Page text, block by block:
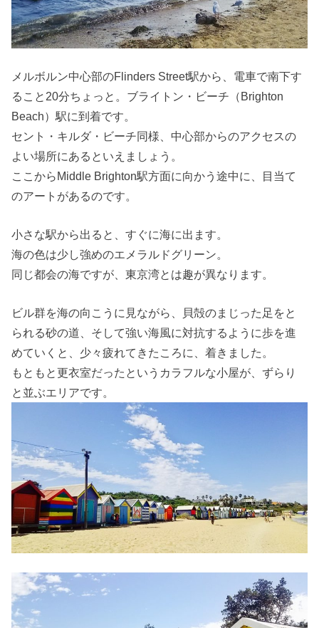
メルボルン中心部のFlinders Street駅から、電車で南下す
ること20分ちょっと。ブライトン・ビーチ（Brighton
Beach）駅に到着です。
セント・キルダ・ビーチ同様、中心部からのアクセスの
よい場所にあるといえましょう。
ここからMiddle Brighton駅方面に向かう途中に、目当て
のアートがあるのです。
小さな駅から出ると、すぐに海に出ます。
海の色は少し強めのエメラルドグリーン。
同じ都会の海ですが、東京湾とは趣が異なります。
ビル群を海の向こうに見ながら、貝殻のまじった足をと
られる砂の道、そして強い海風に対抗するように歩を進
めていくと、少々疲れてきたころに、着きました。
もともと更衣室だったというカラフルな小屋が、ずらり
と並ぶエリアです。